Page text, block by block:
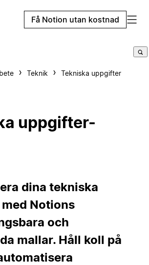
Få Notion utan kostnad
Teknik Tekniska uppgifter
uppgifter-
dina tekniska
Notions
och
mallar. Håll koll på